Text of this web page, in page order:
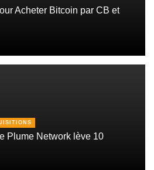
Acheter Bitcoin par CB et
Plume Network lève 10